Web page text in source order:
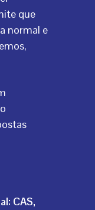
que
normal e
CAS,